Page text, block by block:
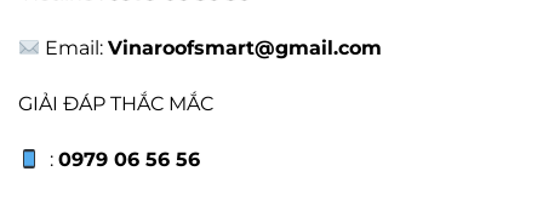
Email:Vinaroofsmart@gmail.com
GIẢI ĐÁP THẮC MẮC
:0979 06 56 56